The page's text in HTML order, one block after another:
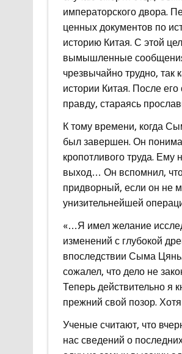
императорского двора.
ценных документов по
историю Китая. С этой
вымышленные
чрезвычайно трудно, так
истории Китая. После
правду, стараясь
К тому времени, когда
был завершен. Он
кропотливого труда.
выход… Он вспомнил,
придворный, если он не
унизительнейшей
«…Я имел желание
изменений с глубокой
впоследствии Сыма
сожалел, что дело не
Теперь действительно я
прежний свой позор.
Ученые считают, что
нас сведений о